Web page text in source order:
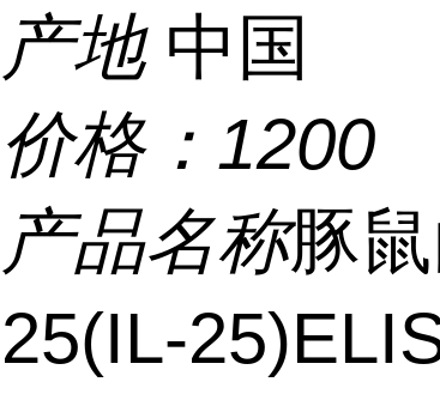
产地 中国
价格： 1200
产品名称豚
25(IL-